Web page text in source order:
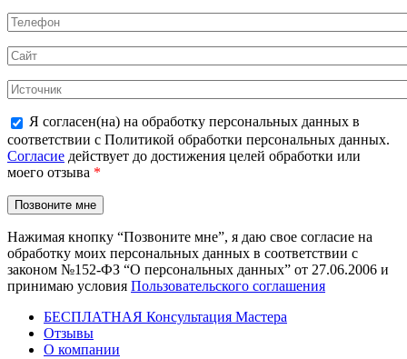
Я согласен(на) на обработку персональных данных в
соответствии с Политикой обработки персональных данных.
Согласие действует до достижения целей обработки или
моего отзыва *
Нажимая кнопку “Позвоните мне”, я даю свое согласие на
обработку моих персональных данных в соответствии с
законом №152-ФЗ “О персональных данных” от 27.06.2006 и
принимаю условия Пользовательского соглашения
БЕСПЛАТНАЯ Консультация Мастера
Отзывы
О компании